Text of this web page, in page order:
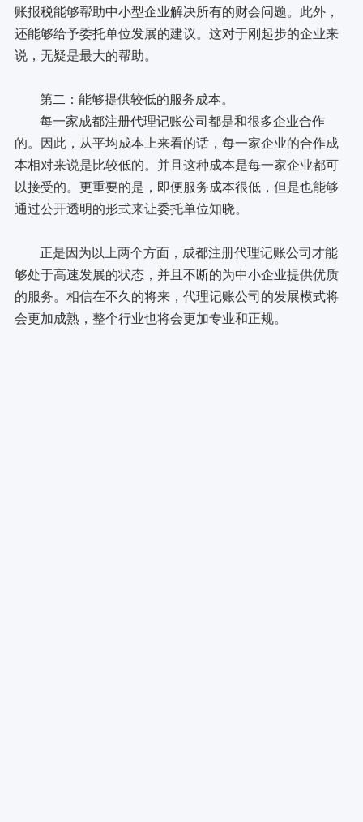
账报税能够帮助中小型企业解决所有的财会问题。此外，
还能够给予委托单位发展的建议。这对于刚起步的企业来
说，无疑是最大的帮助。
第二：能够提供较低的服务成本。
每一家成都注册代理记账公司都是和很多企业合作
的。因此，从平均成本上来看的话，每一家企业的合作成
本相对来说是比较低的。并且这种成本是每一家企业都可
以接受的。更重要的是，即便服务成本很低，但是也能够
通过公开透明的形式来让委托单位知晓。
正是因为以上两个方面，成都注册代理记账公司才能
够处于高速发展的状态，并且不断的为中小企业提供优质
的服务。相信在不久的将来，代理记账公司的发展模式将
会更加成熟，整个行业也将会更加专业和正规。